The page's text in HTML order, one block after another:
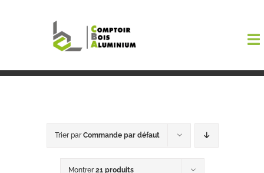
Trier parCommande par défaut
Montrer21 produits